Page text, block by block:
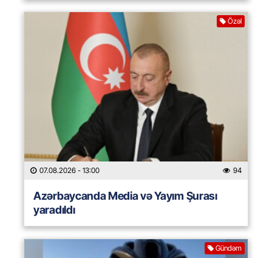
Özəl
07.08.2026 - 13:00 94
Azərbaycanda Media və Yayım Şurası
yaradıldı
Gündəm